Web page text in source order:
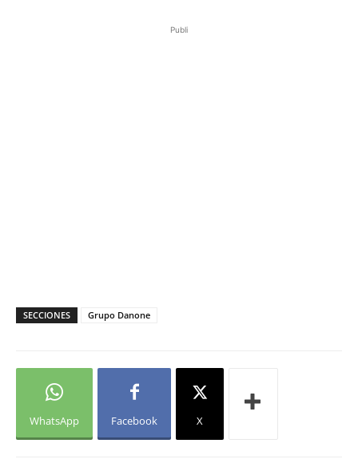
Publi
SECCIONES Grupo Danone
WhatsApp Facebook X